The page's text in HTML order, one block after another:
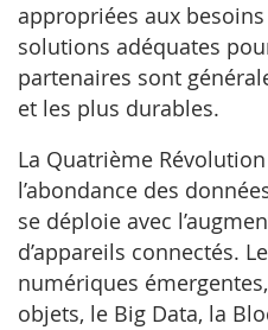
appropriées aux besoins
solutions adéquates
partenaires sont
et les plus durables.
La Quatrième Révolution
l’abondance des
se déploie avec
d’appareils connectés.
numériques
objets, le Big Data, la